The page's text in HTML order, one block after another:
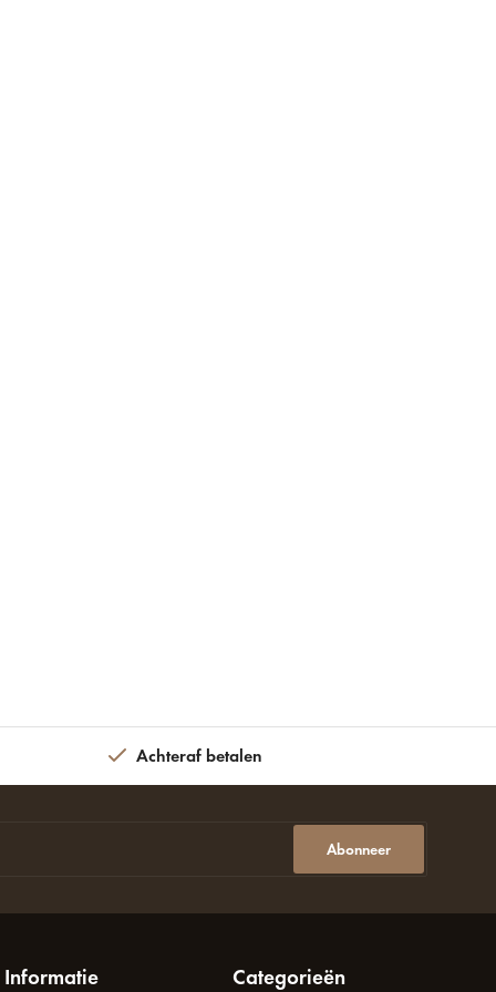
Achteraf betalen
Abonneer
Informatie Categorieën